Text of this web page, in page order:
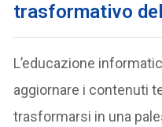
trasformativo
L’educazione
aggiornare i contenuti
trasformarsi in una